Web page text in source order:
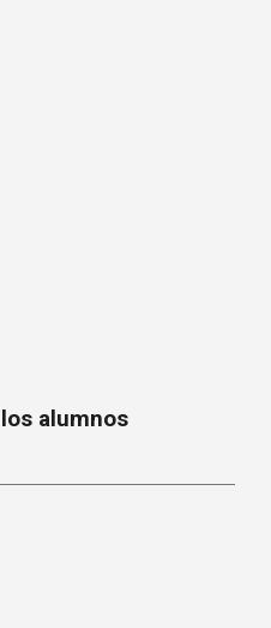
alumnos